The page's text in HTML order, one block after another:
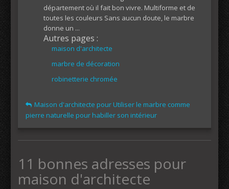
département où il fait bon vivre. Multiforme et de
toutes les couleurs Sans aucun doute, le marbre
donne un ...
Autres pages :
maison d'architecte
marbre de décoration
robinetterie chromée
Maison d'architecte pour Utiliser le marbre comme
pierre naturelle pour habiller son intérieur
11 bonnes adresses pour
maison d'architecte